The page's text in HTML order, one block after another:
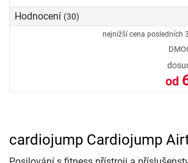
Hodnocení (30)
nejnižší cena posledních
od
cardiojump Cardiojump